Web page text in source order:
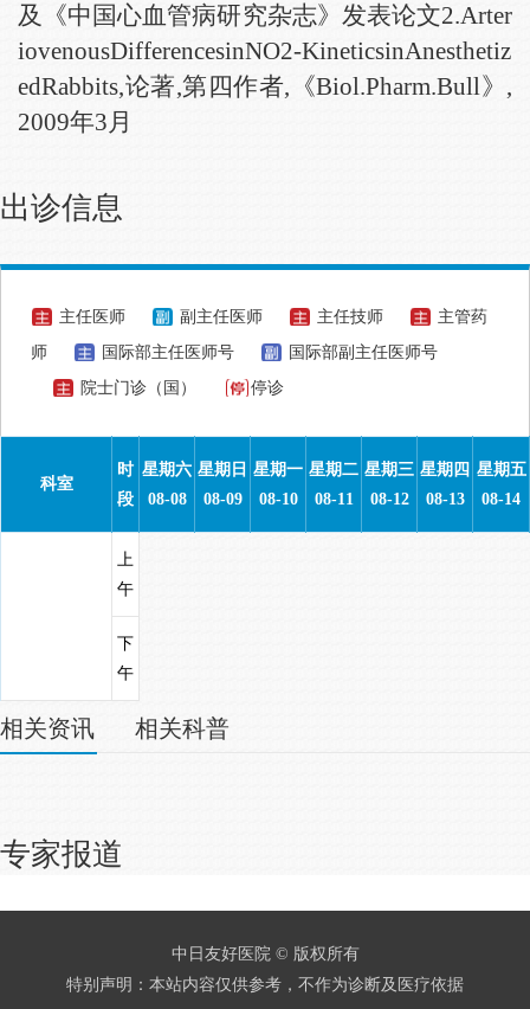
及《中国心血管病研究杂志》发表论文2.Arter
iovenousDifferencesinNO2-KineticsinAnesthetiz
edRabbits,论著,第四作者,《Biol.Pharm.Bull》,
2009年3月
出诊信息
主任医师 副主任医师 主任技师
主管药
师
国际部主任医师号
国际部副主任医师号
院士门诊（国）
停诊
科室
时
段
星期六
08-08
星期日
08-09
星期一
08-10
星期二
08-11
星期三
08-12
星期四
08-13
星期五
08-14
上
午
下
午
相关资讯 相关科普
专家报道
中日友好医院 © 版权所有
特别声明：本站内容仅供参考，不作为诊断及医疗依据